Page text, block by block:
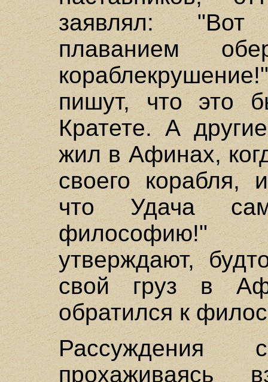
заявлял: "Вот
плаванием
пишут, что это
Кратете. А
жил в Афинах,
своего корабля,
что Удача
философию!"
утверждают,
свой груз в
обратился к
Рассуждения